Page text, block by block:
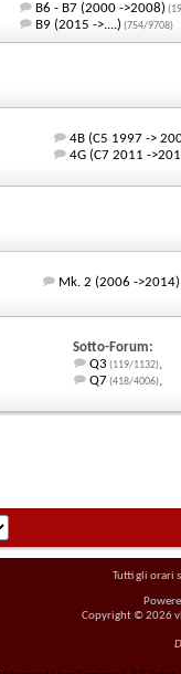
B6 - B7 (2000 ->2008)
B9 (2015 ->....) (754/9708)
4B (C5 1997 ->
4G (C7 2011 -
Mk. 2 (2006 ->2014)
Sotto-Forum:
Q3 (119/1132),
Q7(418/4006),
Tutti gli orari
Copyright © 2026